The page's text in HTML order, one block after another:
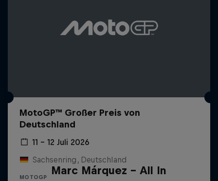
MotoGP™ Großer Preis von
Deutschland
11 – 12 Juli 2026
Sachsenring, Deutschland
MOTOGP
Marc Márquez – All In